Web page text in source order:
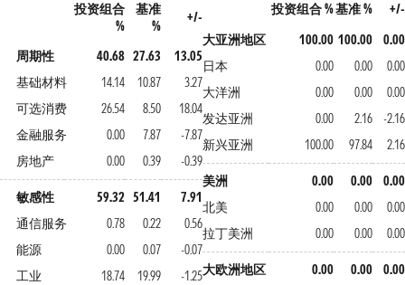
投资组合
%
基准
%
+/-
周期性 40.68 27.63
13.05
基础材料
14.14 10.87
3.27
可选消费
26.54 8.50
18.04
金融服务
0.00 7.87
-7.87
房地产
0.00 0.39 -0.39
敏感性 59.32 51.41
7.91
通信服务
0.78 0.22
0.56
能源
0.00 0.07
-0.07
工业
18.74 19.99
-1.25
投资组合 %基准 %
+/-
大亚洲地区
100.00 100.00
0.00
日本
0.00 0.00
0.00
大洋洲
0.00 0.00
0.00
发达亚洲
0.00 2.16
-2.16
新兴亚洲
100.00 97.84 2.16
美洲 0.00 0.00
0.00
北美
0.00 0.00
0.00
拉丁美洲
0.00 0.00 0.00
大欧洲地区 0.00 0.00
0.00